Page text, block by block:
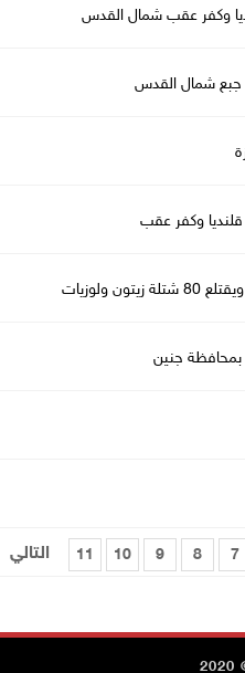
جبع شمال القدس
بمحافظة جنين
7
8
9
10
11 التالي